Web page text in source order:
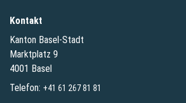
Kontakt
Kanton Basel-Stadt
Marktplatz 9
4001 Basel
Telefon: +41 61 267 81 81